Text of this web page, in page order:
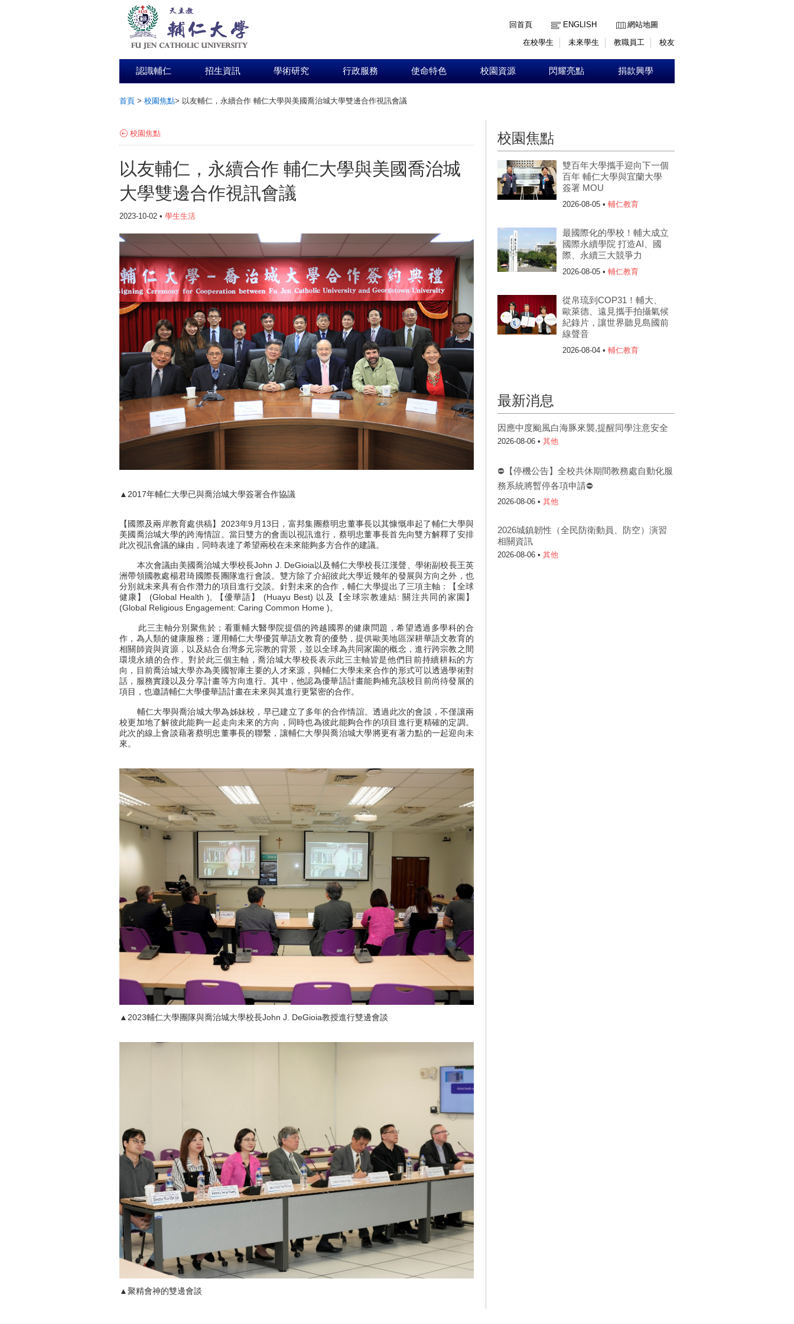
回首頁
ENGLISH
網站地圖
在校學生
未來學生 教職員工 校友
認識輔仁 招生資訊 學術研究 行政服務 使命特色 校園資源 閃耀亮點 捐款興學
首頁 > 校園焦點> 以友輔仁，永續合作 輔仁大學與美國喬治城大學雙邊合作視訊會議
校園焦點
以友輔仁，永續合作 輔仁大學與美國喬治城
大學雙邊合作視訊會議
2023-10-02 • 學生生活
▲2017年輔仁大學已與喬治城大學簽署合作協議
【國際及兩岸教育處供稿】2023年9月13日，富邦集團蔡明忠董事長以其慷慨串起了輔仁大學與
美國喬治城大學的跨海情誼。當日雙方的會面以視訊進行，蔡明忠董事長首先向雙方解釋了安排
此次視訊會議的緣由，同時表達了希望兩校在未來能夠多方合作的建議。
本次會議由美國喬治城大學校長John J. DeGioia以及輔仁大學校長江漢聲、學術副校長王英
洲帶領國教處楊君琦國際長團隊進行會談。雙方除了介紹彼此大學近幾年的發展與方向之外，也
分別就未來具有合作潛力的項目進行交談。針對未來的合作，輔仁大學提出了三項主軸：【全球
健康】 (Global Health ), 【優華語】 (Huayu Best) 以及【全球宗教連結: 關注共同的家園】
(Global Religious Engagement: Caring Common Home )。
此三主軸分別聚焦於；看重輔大醫學院提倡的跨越國界的健康問題，希望透過多學科的合
作，為人類的健康服務；運用輔仁大學優質華語文教育的優勢，提供歐美地區深耕華語文教育的
相關師資與資源，以及結合台灣多元宗教的背景，並以全球為共同家園的概念，進行跨宗教之間
環境永續的合作。對於此三個主軸，喬治城大學校長表示此三主軸皆是他們目前持續耕耘的方
向，目前喬治城大學亦為美國智庫主要的人才來源，與輔仁大學未來合作的形式可以透過學術對
話，服務實踐以及分享計畫等方向進行。其中，他認為優華語計畫能夠補充該校目前尚待發展的
項目，也邀請輔仁大學優華語計畫在未來與其進行更緊密的合作。
輔仁大學與喬治城大學為姊妹校，早已建立了多年的合作情誼。透過此次的會談，不僅讓兩
校更加地了解彼此能夠一起走向未來的方向，同時也為彼此能夠合作的項目進行更精確的定調。
此次的線上會談藉著蔡明忠董事長的聯繫，讓輔仁大學與喬治城大學將更有著力點的一起迎向未
來。
▲2023輔仁大學團隊與喬治城大學校長John J. DeGioia教授進行雙邊會談
▲聚精會神的雙邊會談
校園焦點
雙百年大學攜手迎向下一個
百年 輔仁大學與宜蘭大學
簽署 MOU
2026-08-05 • 輔仁教育
最國際化的學校！輔大成立
國際永續學院 打造AI、國
際、永續三大競爭力
2026-08-05 • 輔仁教育
從帛琉到COP31！輔大、
歐萊德、遠見攜手拍攝氣候
紀錄片，讓世界聽見島國前
線聲音
2026-08-04 • 輔仁教育
最新消息
因應中度颱風白海豚來襲,提醒同學注意安全
2026-08-06 • 其他
⛔【停機公告】全校共休期間教務處自動化服
務系統將暫停各項申請⛔
2026-08-06 • 其他
2026城鎮韌性（全民防衛動員、防空）演習
相關資訊
2026-08-06 • 其他